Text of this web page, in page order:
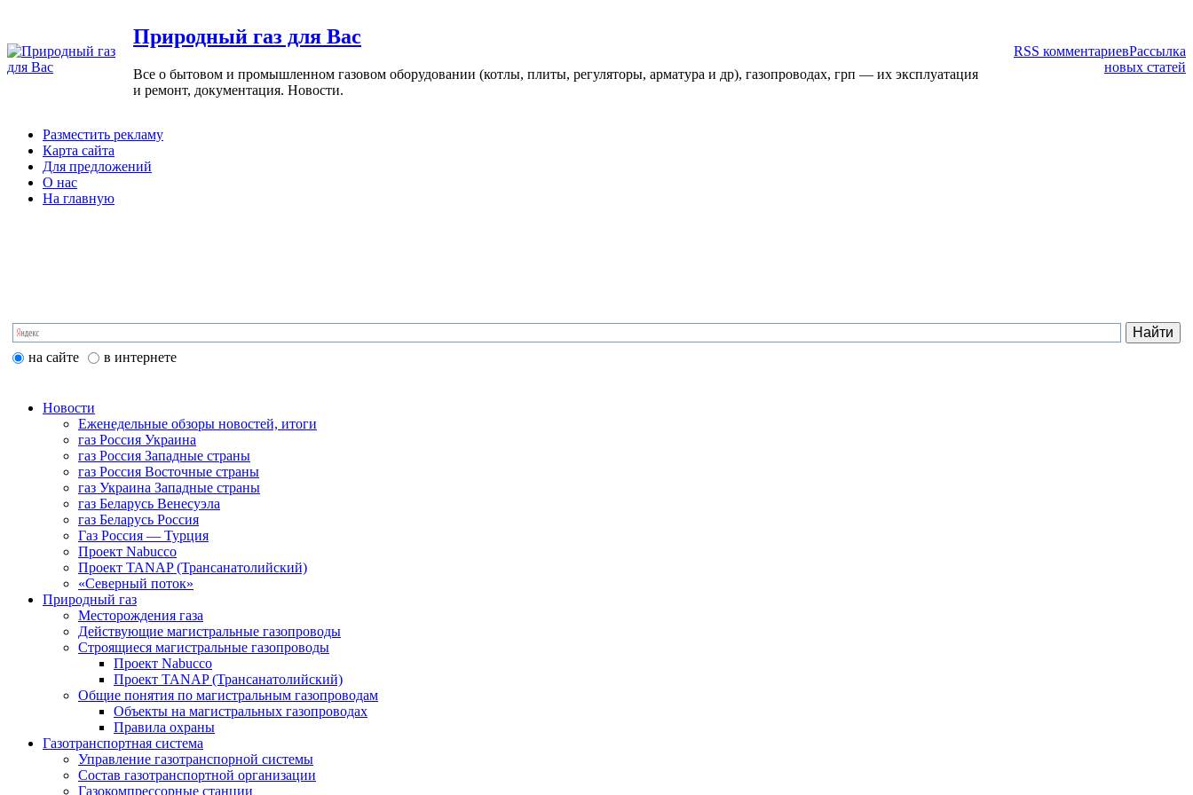
Природный газ для Вас
Все о бытовом и промышленном газовом оборудовании (котлы, плиты, регуляторы, арматура и др), газопроводах, грп — их эксплуатация
и ремонт, документация. Новости.
RSS комментариевРассылка
новых статей
Разместить рекламу
Карта сайта
Для предложений
О нас
На главную
на сайте в интернете
Новости
Еженедельные обзоры новостей, итоги
газ Россия Украина
газ Россия Западные страны
газ Россия Восточные страны
газ Украина Западные страны
газ Беларусь Венесуэла
газ Беларусь Россия
Газ Россия — Турция
Проект Nabucco
Проект TANAP (Трансанатолийский)
«Северный поток»
Природный газ
Месторождения газа
Действующие магистральные газопроводы
Строящиеся магистральные газопроводы
Проект Nabucco
Проект TANAP (Трансанатолийский)
Общие понятия по магистральным газопроводам
Объекты на магистральных газопроводах
Правила охраны
Газотранспортная система
Управление газотранспорной системы
Состав газотранспортной организации
Газокомпрессорные станции